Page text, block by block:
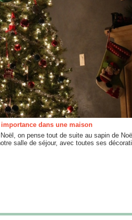
dans une maison
Noël, on pense tout de suite au sapin de
salle de séjour, avec toutes ses